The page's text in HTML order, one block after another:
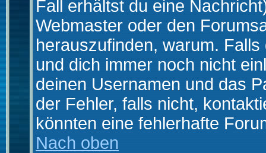
Fall erhältst du eine
Webmaster oder den
herauszufinden, warum.
und dich immer noch nicht
deinen Usernamen und das
der Fehler, falls nicht,
könnten eine fehlerhafte
Nach oben